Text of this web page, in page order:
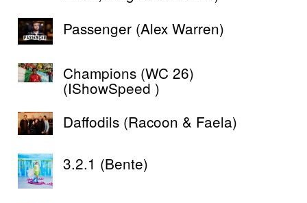
Passenger (Alex Warren)
Champions (WC 26)
(IShowSpeed )
Daffodils (Racoon & Faela)
3.2.1 (Bente)